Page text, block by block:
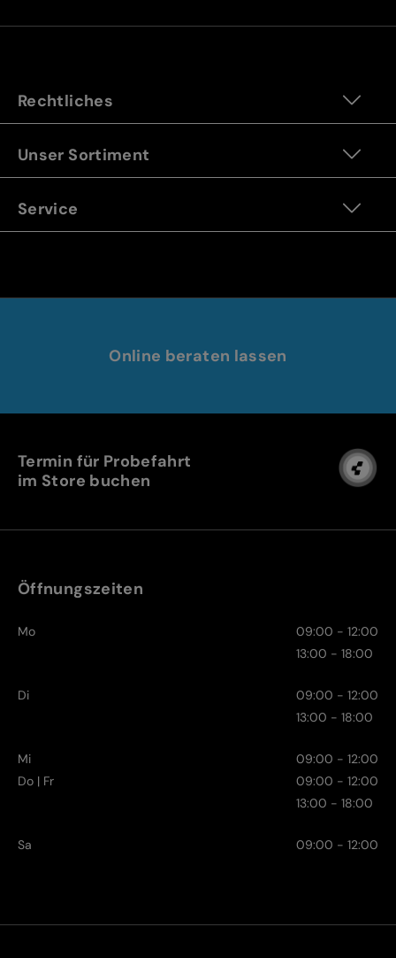
Rechtliches
Unser Sortiment
Service
Online beraten lassen
Termin für Probefahrt
im Store buchen
Öffnungszeiten
Mo
09:00 - 12:00
13:00 - 18:00
Di
09:00 - 12:00
13:00 - 18:00
Mi
09:00 - 12:00
Do | Fr
09:00 - 12:00
13:00 - 18:00
Sa 09:00 - 12:00